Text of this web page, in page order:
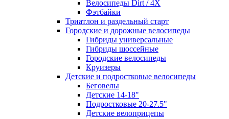
Велосипеды Dirt / 4X
Фэтбайки
Триатлон и раздельный старт
Городские и дорожные велосипеды
Гибриды универсальные
Гибриды шоссейные
Городские велосипеды
Круизеры
Детские и подростковые велосипеды
Беговелы
Детские 14-18"
Подростковые 20-27.5"
Детские велоприцепы